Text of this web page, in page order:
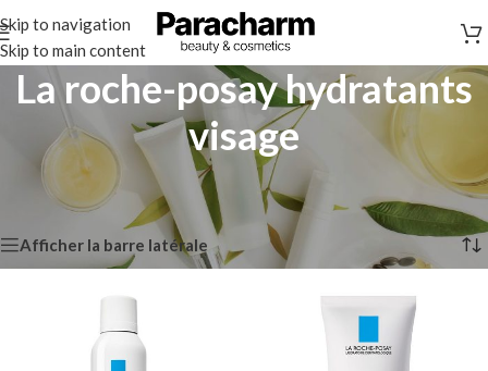
Skip to navigation
Skip to main content
La roche-posay hydratants
visage
La Roche-Posay
La roche-posay hydratants visage
Affichage de 1–12 sur 13 résultats
Afficher la barre latérale